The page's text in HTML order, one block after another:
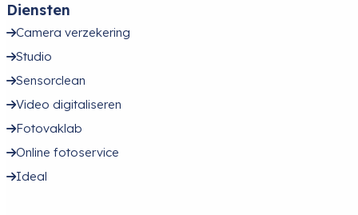
Diensten
Camera verzekering
Studio
Sensorclean
Video digitaliseren
Fotovaklab
Online fotoservice
Ideal